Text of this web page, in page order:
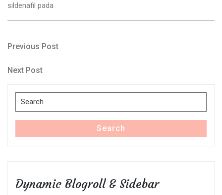
sildenafil pada
Post
navigation
Previous
Previous Post
Next
Next Post
Search
for:
Search
Dynamic Blogroll & Sidebar